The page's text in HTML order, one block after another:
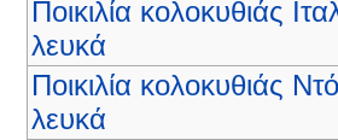
Ποικιλία κολοκυθιάς
λευκά
Ποικιλία κολοκυθιάς
λευκά